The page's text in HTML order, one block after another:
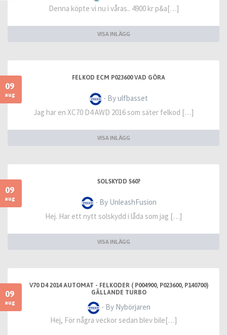
Denna köpte vi nu i våras.. 4900 kr p&a[…]
VISA INLÄGG
09
aug
FELKOD ECM P023600 VAD GÖRA
- By ulfbasset
Jag har en XC70 D4 AWD 2016 som säter felkod […]
VISA INLÄGG
09
aug
SOLSKYDD S60?
- By UnleashFusion
Hej. Har ett nytt solskydd i låda som jag […]
VISA INLÄGG
09
aug
V70 D4 2014 AUTOMAT - FELKODER ( P004900, P023600, P140700)
GÄLLANDE TURBO
- By Nybörjaren
Hej, För några veckor sedan blev bile[…]